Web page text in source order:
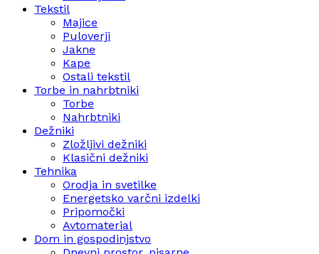
Tekstil
Majice
Puloverji
Jakne
Kape
Ostali tekstil
Torbe in nahrbtniki
Torbe
Nahrbtniki
Dežniki
Zložljivi dežniki
Klasični dežniki
Tehnika
Orodja in svetilke
Energetsko varčni izdelki
Pripomočki
Avtomaterial
Dom in gospodinjstvo